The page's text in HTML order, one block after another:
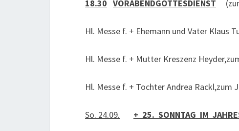
18.30 VORABENDGOTTESDIENST
Hl. Messe f. + Ehemann und Vater Klaus
Hl. Messe f. + Mutter Kreszenz
Hl. Messe f. + Tochter Andrea Rackl,zum
So. 24.09. + 25. SONNTAG IM